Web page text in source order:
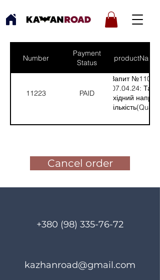
Number
Payment
Status
productNames
11223 PAID
Запит №1108
07.04.24: Тарас,
Східний
Cancel order
+380 (98) 335-76-72
kazhanroad@gmail.com